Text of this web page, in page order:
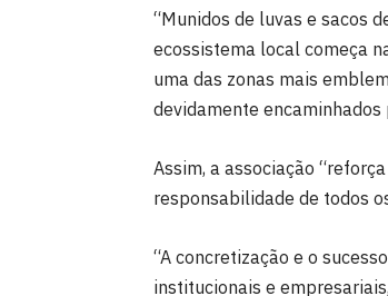
“Munidos de luvas e sacos
ecossistema local começa
uma das zonas mais
devidamente
Assim, a associação
responsabilidade de todos
“A concretização e o
institucionais e